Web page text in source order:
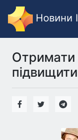
Новини
Отримати